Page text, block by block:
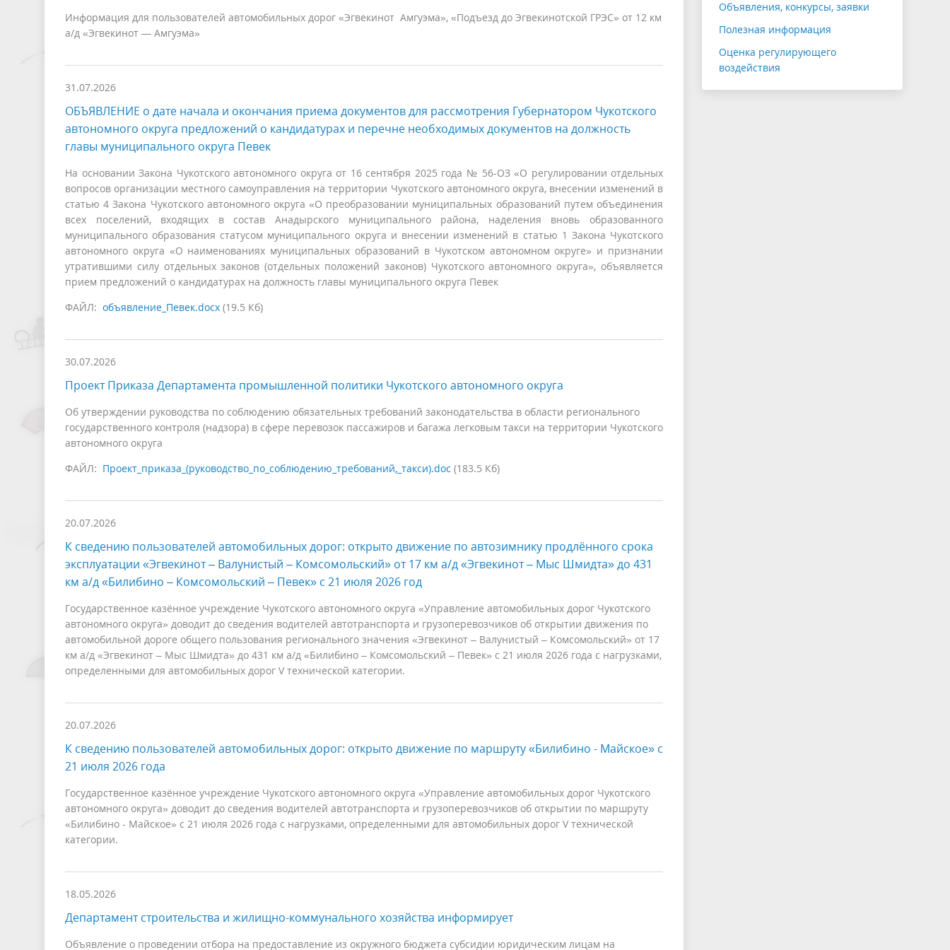
Информация для пользователей автомобильных дорог «Эгвекинот Амгуэма», «Подъезд до Эгвекинотской ГРЭС» от 12 км
а/д «Эгвекинот — Амгуэма»
31.07.2026
ОБЪЯВЛЕНИЕ о дате начала и окончания приема документов для рассмотрения Губернатором Чукотского
автономного округа предложений о кандидатурах и перечне необходимых документов на должность
главы муниципального округа Певек
На основании Закона Чукотского автономного округа от 16 сентября 2025 года № 56-ОЗ «О регулировании отдельных
вопросов организации местного самоуправления на территории Чукотского автономного округа, внесении изменений в
статью 4 Закона Чукотского автономного округа «О преобразовании муниципальных образований путем объединения
всех поселений, входящих в состав Анадырского муниципального района, наделения вновь образованного
муниципального образования статусом муниципального округа и внесении изменений в статью 1 Закона Чукотского
автономного округа «О наименованиях муниципальных образований в Чукотском автономном округе» и признании
утратившими силу отдельных законов (отдельных положений законов) Чукотского автономного округа», объявляется
прием предложений о кандидатурах на должность главы муниципального округа Певек
ФАЙЛ: объявление_Певек.docx (19.5 Кб)
30.07.2026
Проект Приказа Департамента промышленной политики Чукотского автономного округа
Об утверждении руководства по соблюдению обязательных требований законодательства в области регионального
государственного контроля (надзора) в сфере перевозок пассажиров и багажа легковым такси на территории Чукотского
автономного округа
ФАЙЛ: Проект_приказа_(руководство_по_соблюдению_требований,_такси).doc (183.5 Кб)
20.07.2026
К сведению пользователей автомобильных дорог: открыто движение по автозимнику продлённого срока
эксплуатации «Эгвекинот – Валунистый – Комсомольский» от 17 км а/д «Эгвекинот – Мыс Шмидта» до 431
км а/д «Билибино – Комсомольский – Певек» с 21 июля 2026 год
Государственное казённое учреждение Чукотского автономного округа «Управление автомобильных дорог Чукотского
автономного округа» доводит до сведения водителей автотранспорта и грузоперевозчиков об открытии движения по
автомобильной дороге общего пользования регионального значения «Эгвекинот – Валунистый – Комсомольский» от 17
км а/д «Эгвекинот – Мыс Шмидта» до 431 км а/д «Билибино – Комсомольский – Певек» с 21 июля 2026 года с нагрузками,
определенными для автомобильных дорог V технической категории.
20.07.2026
К сведению пользователей автомобильных дорог: открыто движение по маршруту «Билибино - Майское» с
21 июля 2026 года
Государственное казённое учреждение Чукотского автономного округа «Управление автомобильных дорог Чукотского
автономного округа» доводит до сведения водителей автотранспорта и грузоперевозчиков об открытии по маршруту
«Билибино - Майское» с 21 июля 2026 года с нагрузками, определенными для автомобильных дорог V технической
категории.
18.05.2026
Департамент строительства и жилищно-коммунального хозяйства информирует
Объявление о проведении отбора на предоставление из окружного бюджета субсидии юридическим лицам на
Объявления, конкурсы, заявки
Полезная информация
Оценка регулирующего
воздействия